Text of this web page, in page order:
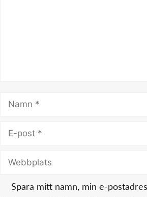
Namn
Webbplats
Spara mitt namn, min e-